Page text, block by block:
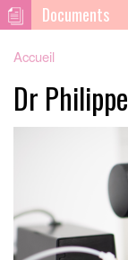
Documents
Accueil
Dr